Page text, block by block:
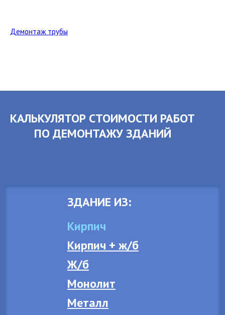
Демонтаж трубы
КАЛЬКУЛЯТОР СТОИМОСТИ РАБОТ
ПО ДЕМОНТАЖУ ЗДАНИЙ
ЗДАНИЕ ИЗ:
Кирпич
Кирпич + ж/б
Ж/б
Монолит
Металл